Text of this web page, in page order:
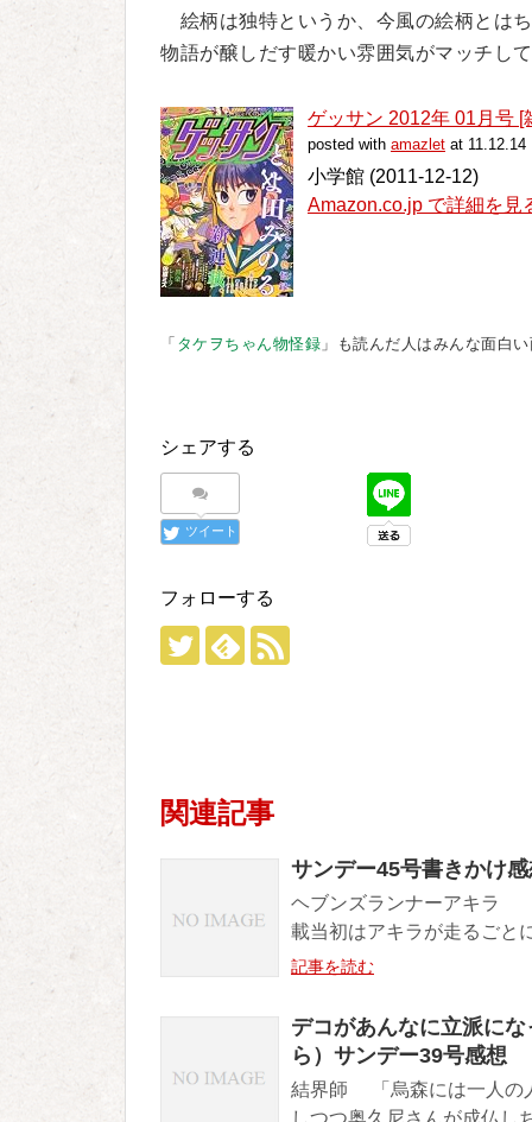
絵柄は独特というか、今風の絵柄とは
物語が醸しだす暖かい雰囲気がマッチし
ゲッサン 2012年 01月号 [
posted with amazlet at 11.12.14
小学館 (2011-12-12)
Amazon.co.jp で詳細を見
「 タケヲちゃん物怪録 」も読んだ人はみんな面白
シェアする
ツイート
フォローする
関連記事
サンデー45号書きかけ
ヘブンズランナーアキラ
載当初はアキラが走るごと
記事を読む
デコがあんなに立派に
ら）サンデー39号感想
結界師 「烏森には一人の
しつつ奥久尼さんが成仏し